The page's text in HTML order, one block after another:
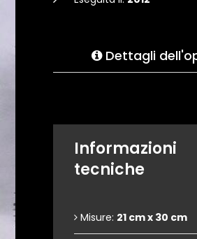
Dettagli
Informazioni
tecniche
Misure: 21 cm x 30 cm